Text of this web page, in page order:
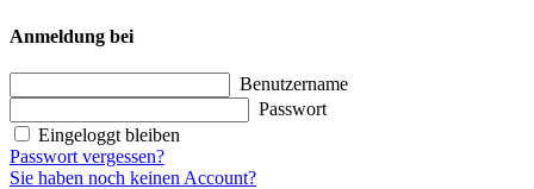
Anmeldung bei
Benutzername
Passwort
Eingeloggt bleiben
Passwort vergessen?
Sie haben noch keinen Account?